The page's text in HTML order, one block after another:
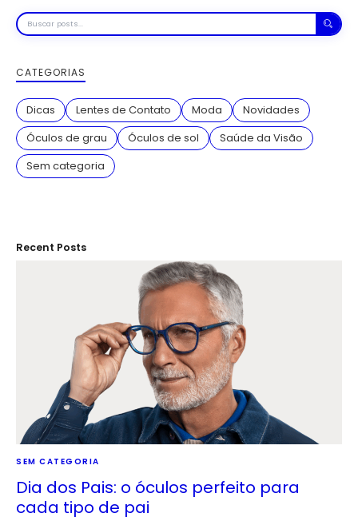
Buscar
posts
CATEGORIAS
Dicas Lentes de Contato Moda
Novidades
Óculos de grau
Óculos de sol
Saúde da Visão
Sem categoria
Recent Posts
SEM CATEGORIA
Dia dos Pais: o óculos perfeito para
cada tipo de pai